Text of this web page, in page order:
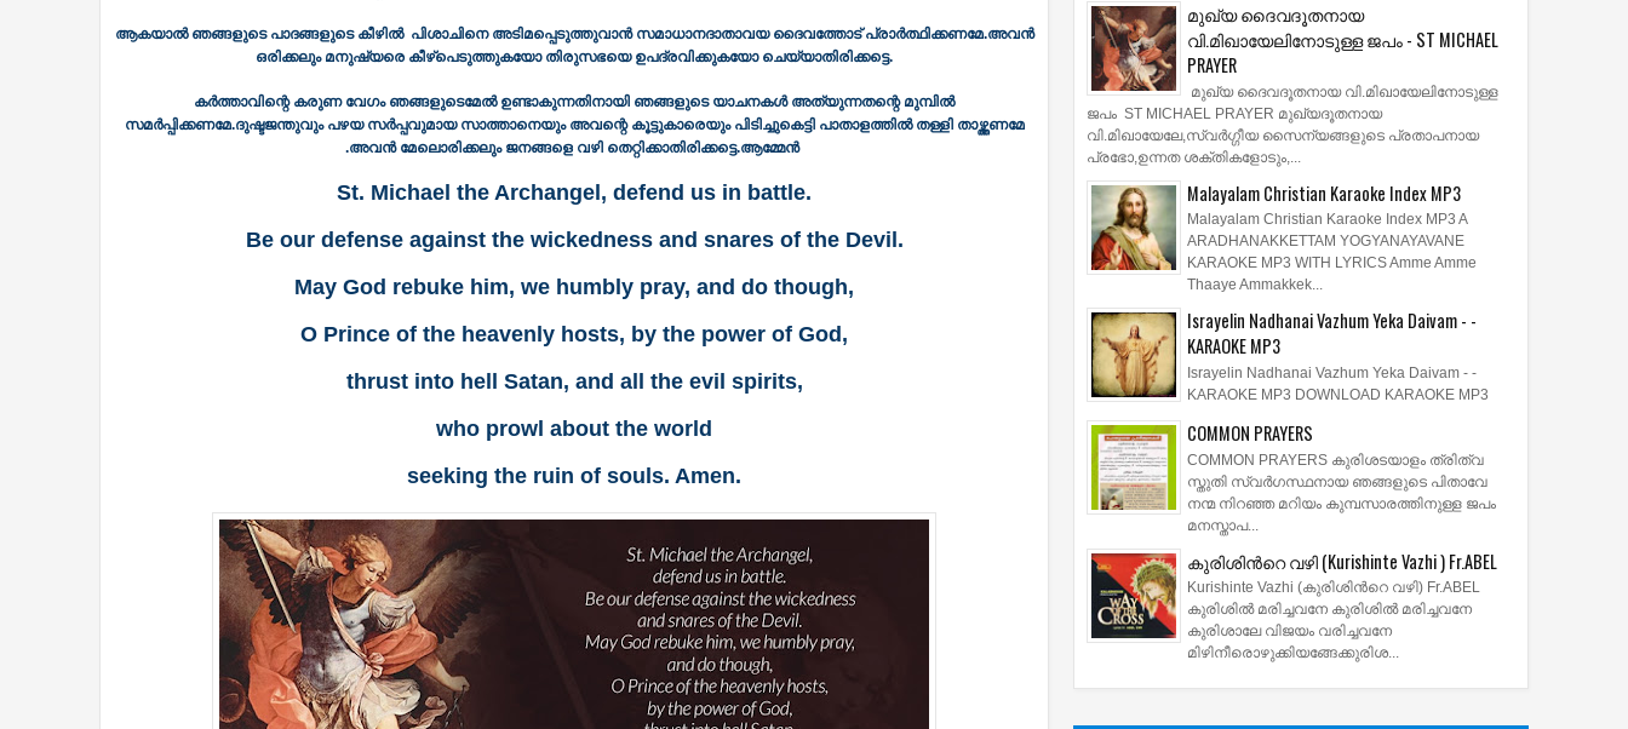
ആകയാൽ ഞങ്ങളുടെ പാദങ്ങളുടെ കീഴിൽ പിശാചിനെ അടിമപ്പെടുത്തുവാൻ സമാധാനദാതാവയ ദൈവത്തോട് പ്രാർത്ഥിക്കണമേ.അവൻ
ഒരിക്കലും മനുഷ്യരെ കീഴ്പെടുത്തുകയോ തിരുസഭയെ ഉപദ്രവിക്കുകയോ ചെയ്യാതിരിക്കട്ടെ.
കർത്താവിന്റെ കരുണ വേഗം ഞങ്ങളുടെമേൽ ഉണ്ടാകുന്നതിനായി ഞങ്ങളുടെ യാചനകൾ അത്യുന്നതന്റെ മുമ്പിൽ
സമർപ്പിക്കണമേ.ദുഷ്ടജന്തുവും പഴയ സർപ്പവുമായ സാത്താനെയും അവന്റെ കൂട്ടുകാരെയും പിടിച്ചുകെട്ടി പാതാളത്തിൽ തള്ളി താഴ്ത്തണമേ
.അവൻ മേലൊരിക്കലും ജനങ്ങളെ വഴി തെറ്റിക്കാതിരിക്കട്ടെ.ആമ്മേൻ
St. Michael the Archangel, defend us in battle.
Be our defense against the wickedness and snares of the Devil.
May God rebuke him, we humbly pray, and do though,
O Prince of the heavenly hosts, by the power of God,
thrust into hell Satan, and all the evil spirits,
who prowl about the world
seeking the ruin of souls. Amen.
മുഖ്യ ദൈവദൂതനായ
വി.മിഖായേലിനോടുള്ള ജപം - ST MICHAEL
PRAYER
മുഖ്യ ദൈവദൂതനായ വി.മിഖായേലിനോടുള്ള
ജപം ST MICHAEL PRAYER മുഖ്യദൂതനായ
വി.മിഖായേലേ,സ്വർഗ്ഗീയ സൈന്യങ്ങളുടെ പ്രതാപനായ
പ്രഭോ,ഉന്നത ശക്തികളോടും,...
Malayalam Christian Karaoke Index MP3
Malayalam Christian Karaoke Index MP3 A
ARADHANAKKETTAM YOGYANAYAVANE
KARAOKE MP3 WITH LYRICS Amme Amme
Thaaye Ammakkek...
Israyelin Nadhanai Vazhum Yeka Daivam - -
KARAOKE MP3
Israyelin Nadhanai Vazhum Yeka Daivam - -
KARAOKE MP3 DOWNLOAD KARAOKE MP3
COMMON PRAYERS
COMMON PRAYERS കുരിശടയാളം ത്രിത്വ
സ്തുതി സ്വര്‍ഗസ്ഥനായ ഞങ്ങളുടെ പിതാവേ
നന്മ നിറഞ്ഞ മറിയം കുമ്പസാരത്തിനുള്ള ജപം
മനസ്താപ...
കുരിശിന്‍റെ വഴി (Kurishinte Vazhi ) Fr.ABEL
Kurishinte Vazhi (കുരിശിന്‍റെ വഴി) Fr.ABEL
കുരിശില്‍ മരിച്ചവനേ കുരിശില്‍ മരിച്ചവനേ
കുരിശാലേ വിജയം വരിച്ചവനേ
മിഴിനീരൊഴുക്കിയങ്ങേക്കുരിശ...